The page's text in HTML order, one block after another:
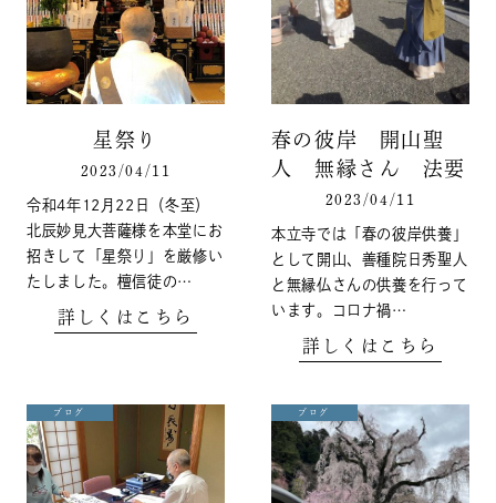
星祭り
2023/04/11
令和4年12月22日（冬至）
北辰妙見大菩薩様を本堂にお
招きして「星祭り」を厳修い
たしました。檀信徒の…
詳しくはこちら
春の彼岸 開山聖
人 無縁さん 法要
2023/04/11
本立寺では「春の彼岸供養」
として開山、善種院日秀聖人
と無縁仏さんの供養を行って
います。コロナ禍…
詳しくはこちら
ブログ ブログ